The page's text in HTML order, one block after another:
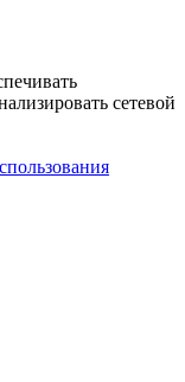
сетевой